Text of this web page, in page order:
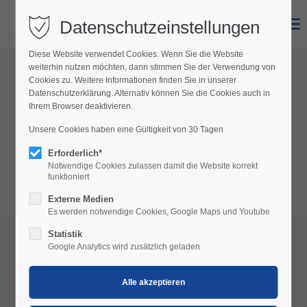
Menu
TourismusbüroMörbisch am
See
Gerne sind wir dir bei allen Fragen rund um deine
Urlaubsplanung behilflich.
T.+43 2685 8430
E.
Carina Lang
Office Management, Gästebetreuung,
Datenschutzeinstellungen
Diese Website verwendet Cookies. Wenn Sie die Website
weiterhin nutzen möchten, dann stimmen Sie der Verwendung von
Cookies zu. Weitere Informationen finden Sie in unserer
Datenschutzerklärung. Alternativ können Sie die Cookies auch in
Ihrem Browser deaktivieren.
Unsere Cookies haben eine Gültigkeit von 30 Tagen
Erforderlich*
Notwendige Cookies zulassen damit die Website korrekt
funktioniert
Externe Medien
Es werden notwendige Cookies, Google Maps und Youtube
Statistik
Google Analytics wird zusätzlich geladen